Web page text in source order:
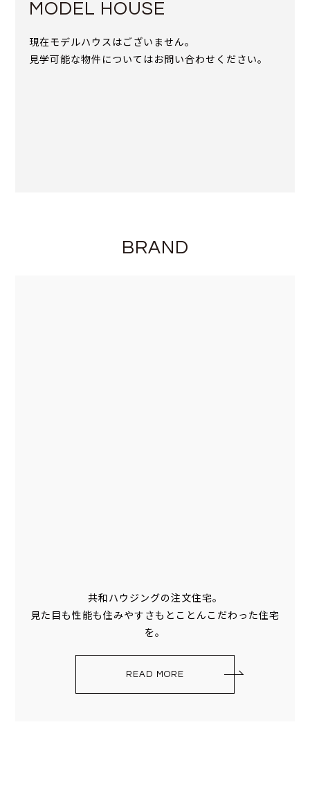
MODEL HOUSE
現在モデルハウスはございません。
見学可能な物件についてはお問い合わせください。
BRAND
共和ハウジングの注文住宅。
見た目も性能も住みやすさもとことんこだわった住宅
を。
READ MORE